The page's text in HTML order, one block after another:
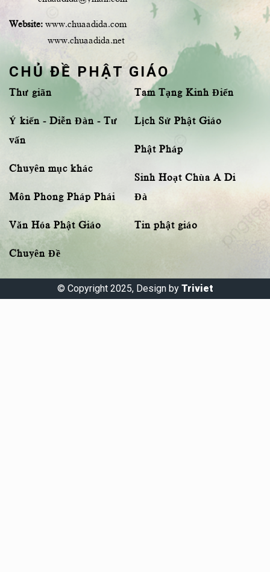
Website: www.chuaadida.com
www.chuaadida.net
CHỦ ĐỀ PHẬT GIÁO
Thư giãn
Ý kiến - Diễn Đàn - Tư
vấn
Chuyên mục khác
Môn Phong Pháp Phái
Văn Hóa Phật Giáo
Chuyên Đề
Tam Tạng Kinh Điển
Lịch Sử Phật Giáo
Phật Pháp
Sinh Hoạt Chùa A Di
Đà
Tin phật giáo
© Copyright 2025, Design by Triviet